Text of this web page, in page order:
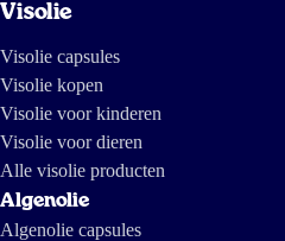
Visolie
Visolie capsules
Visolie kopen
Visolie voor kinderen
Visolie voor dieren
Alle visolie producten
Algenolie
Algenolie capsules